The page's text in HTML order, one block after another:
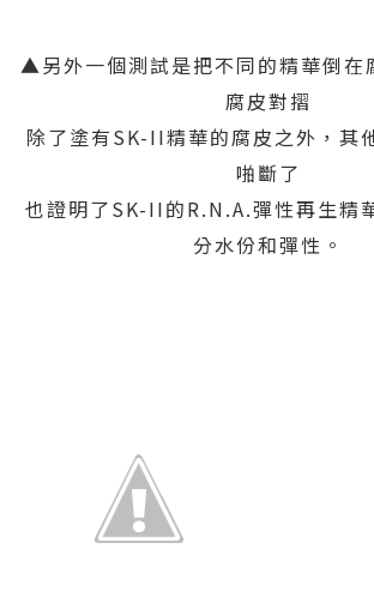
▲另外一個測試是把不同的精華倒在
腐皮對摺
除了塗有SK-II精華的腐皮之外，其
啪斷了
也證明了SK-II的R.N.A.彈性再生精
分水份和彈性。